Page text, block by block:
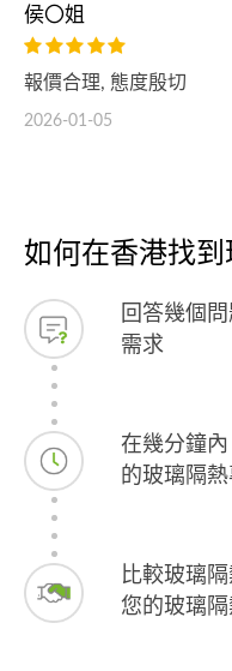
侯〇姐
報價合理, 態度殷切
2026-01-05
如何在香港找到
回答幾個
需求
在幾分鐘
的玻璃隔
比較玻璃
您的玻璃